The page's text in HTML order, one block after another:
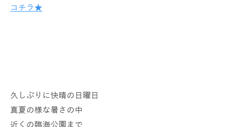
コチラ★
久しぶりに快晴の日曜日
真夏の様な暑さの中
近くの臨海公園まで